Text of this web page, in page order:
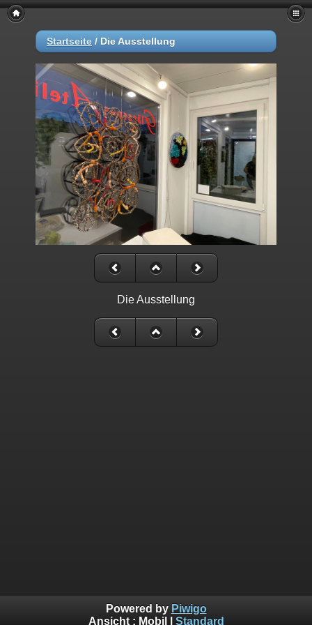
Startseite / Die Ausstellung
Die Ausstellung
Powered by Piwigo
Ansicht : Mobil Standard